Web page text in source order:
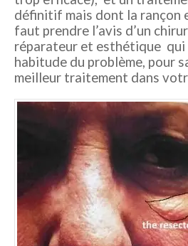
définitif mais dont la rançon
faut prendre l’avis d’un
réparateur et esthétique qui
habitude du problème, pour
meilleur traitement dans